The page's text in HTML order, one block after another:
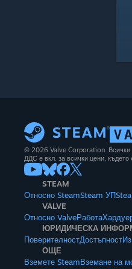
© 2026 Valve Corporation. Всички
ДДС е вкл. за всички цени, където
STEAM
Относно SteamSteam УП
VALVE
Относно ValveРабота
ЮРИДИЧЕСКА
ПоверителностДостъпност
ОЩЕ
Вземете SteamВземане на